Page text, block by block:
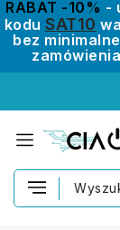
RABAT -10% -
koduSAT10
bez
zamówienia